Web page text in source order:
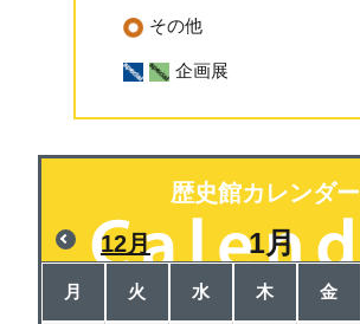
その他
企画展
歴史館カレンダー
12月
1月
月 火 水 木 金